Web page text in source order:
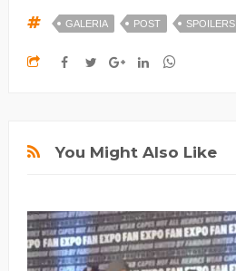
GALERIA POST SPOILERS
You Might Also Like